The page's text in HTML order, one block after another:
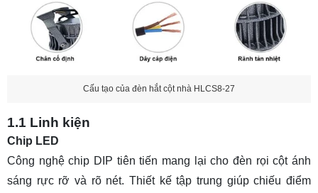
Cấu tạo của đèn hắt cột nhà HLCS8-27
1.1 Linh kiện
Chip LED
Công nghệ chip DIP tiên tiến mang lại cho đèn rọi cột ánh
sáng rực rỡ và rõ nét. Thiết kế tập trung giúp chiếu điểm